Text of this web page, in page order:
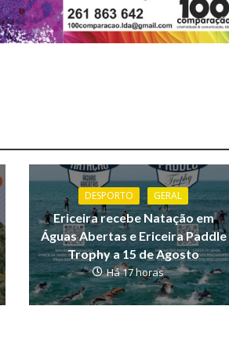
DESPORTO GERAL
Ericeira recebe Natação em
Águas Abertas e Ericeira Paddle
Trophy a 15 de Agosto
Há 17 horas